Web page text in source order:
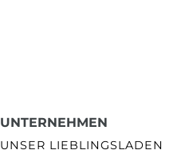
UNTERNEHMEN
UNSER LIEBLINGSLADEN